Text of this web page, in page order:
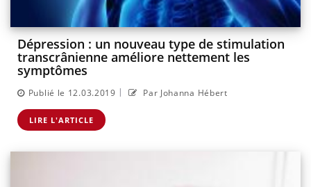
Dépression : un nouveau type de stimulation
transcrânienne améliore nettement les
symptômes
Publié le 12.03.2019 | Par Johanna Hébert
LIRE L'ARTICLE